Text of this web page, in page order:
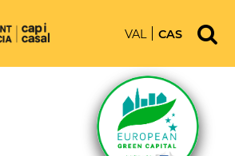
VAL CAS